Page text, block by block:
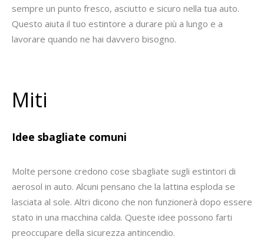
sempre un punto fresco, asciutto e sicuro nella tua auto.
Questo aiuta il tuo estintore a durare più a lungo e a
lavorare quando ne hai davvero bisogno.
Miti
Idee sbagliate comuni
Molte persone credono cose sbagliate sugli estintori di
aerosol in auto. Alcuni pensano che la lattina esploda se
lasciata al sole. Altri dicono che non funzionerà dopo essere
stato in una macchina calda. Queste idee possono farti
preoccupare della sicurezza antincendio.